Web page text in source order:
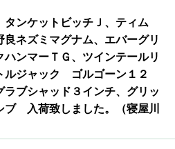
ンケットビッチＪ、ティム
ネズミマグナム、エバーグリ
ンマーＴＧ、ツインテールリ
ルジャック ゴルゴーン１２
ブシャッド３インチ、グリッ
入荷致しました。（寝屋川